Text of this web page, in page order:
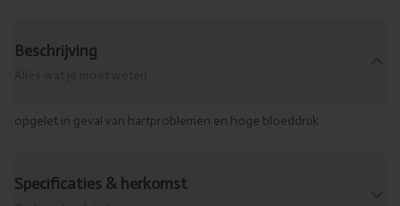
Beschrijving
opgelet in geval van hartproblemen en hoge bloeddruk
Specificaties & herkomst